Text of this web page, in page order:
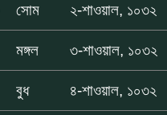
সোম ২-শাওয়াল, ১০৩২
মঙ্গল ৩-শাওয়াল, ১০৩২
বুধ ৪-শাওয়াল, ১০৩২